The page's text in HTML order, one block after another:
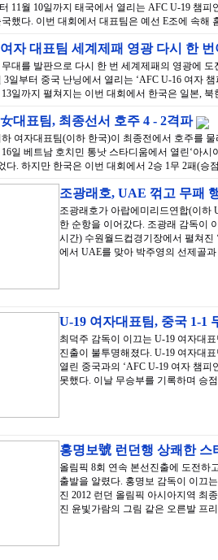
11월 10일까지 태국에서 열리는 AFC U-19 챔
국했다. 이번 대회에서 대표팀은 예선 E조에 속해
자 대표팀 세계제패 영광 다시 한
무대를 발판으로 다시 한 번 세계제패의 영광에
3일부터 중국 난닝에서 열리는 ‘AFC U-16 여자
13일까지 펼쳐지는 이번 대회에서 한국은 일본,
대표팀, 최종선서 호주 4 - 2격파
하 여자대표팀(이하 한국)이 최종전에서 호주를
일 베트남 호치민 통낫 스타디움에서 열린‘아
다. 하지만 한국은 이번 대회에서 2승 1무 2패(승
조광래호, UAE 꺾고 무패
조광래호가 아랍에미리드연합(이하
한 순항을 이어갔다. 조광래 감독이
시간) 수원월드컵경기장에서 펼쳐진
에서 UAE를 맞아 박주영의 선제골
U-19 여자대표팀, 중국 1-1
최덕주 감독이 이끄는 U-19 여자대
진출이 불투명해졌다. U-19 여자대
열린 중국과의 ‘AFC U-19 여자 챔
못했다. 이날 무승부를 기록하며 승
홍명보號 런던행 상쾌한 스
올림픽 8회 연속 본선진출에 도전하
출발을 알렸다. 홍명보 감독이 이끄
진 2012 런던 올림픽 아시아지역 최
진 윤빛가람의 그림 같은 오른발 프